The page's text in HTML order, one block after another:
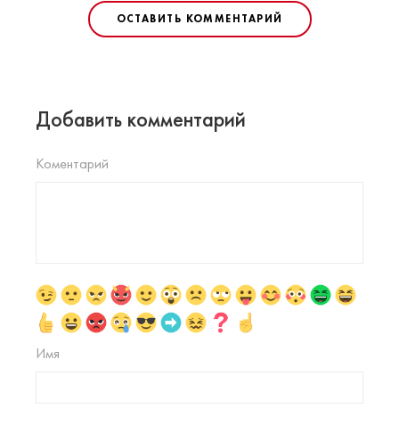
ОСТАВИТЬ КОММЕНТАРИЙ
Добавить комментарий
Коментарий
Имя